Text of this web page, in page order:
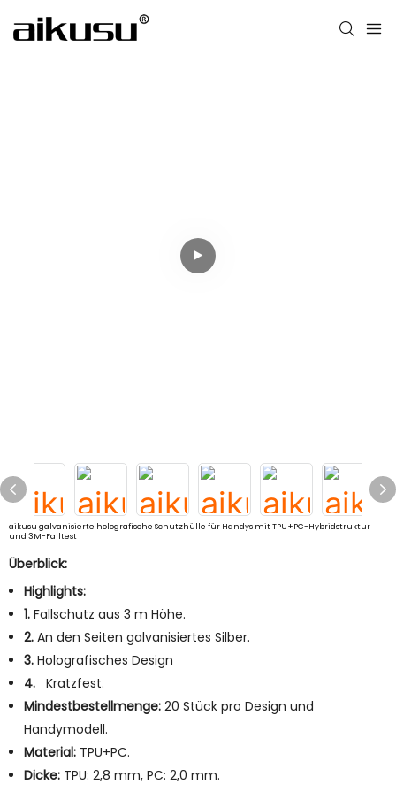
aikusu galvanisierte holografische Schutzhülle für Handys mit TPU+PC-Hybridstruktur
und 3M-Falltest
Überblick:
Highlights:
1.Fallschutz aus 3 m Höhe.
2.An den Seiten galvanisiertes Silber.
3.Holografisches Design
4.
Kratzfest.
Mindestbestellmenge:20 Stück pro Design und
Handymodell.
Material:TPU+PC.
Dicke:TPU: 2,8 mm, PC: 2,0 mm.